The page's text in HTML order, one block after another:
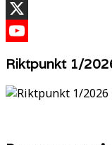
TikTok
X
Riktpunkt 1/